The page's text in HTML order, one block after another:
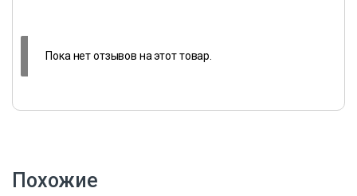
Пока нет отзывов на этот товар.
Похожие